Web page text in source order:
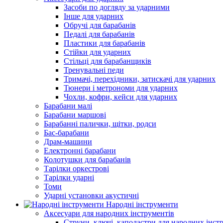
Засоби по догляду за ударними
Інше для ударних
Обручі для барабанів
Педалі для барабанів
Пластики для барабанів
Стійки для ударних
Стільці для барабанщиків
Тренувальні педи
Тримачі, перехідники, затискачі для ударних
Тюнери і метрономи для ударних
Чохли, кофри, кейси для ударних
Барабани малі
Барабани маршові
Барабанні палички, щітки, родси
Бас-барабани
Драм-машини
Електронні барабани
Колотушки для барабанів
Тарілки оркестрові
Тарілки ударні
Томи
Ударні установки акустичні
Народні інструменти
Аксесуари для народних інструментів